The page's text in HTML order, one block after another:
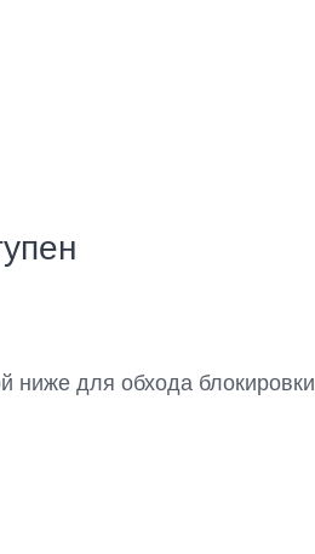
ниже для обхода блокировки